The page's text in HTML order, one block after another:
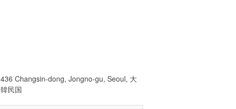
436 Changsin-dong, Jongno-gu, Seoul, 大
韓民国